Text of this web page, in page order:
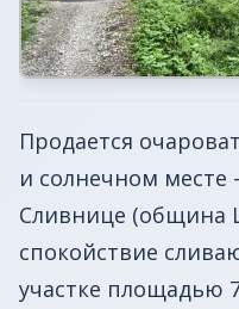
Продается
и солнечном месте
Сливнице (община
спокойствие
участке площадью